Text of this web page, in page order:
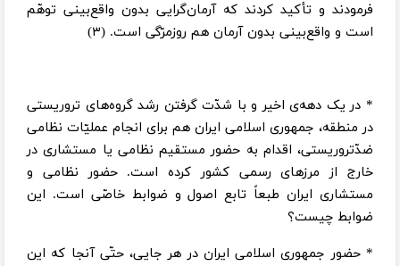
فرمودند و تأکید کردند که آرمان‌گرایی بدون واقع‌بینی توهّم
است و واقع‌بینی بدون آرمان هم روزمرّگی است. (۳)
* در یک دهه‌ی اخیر و با شدّت گرفتن رشد گروه‌های تروریستی
در منطقه، جمهوری اسلامی ایران هم برای انجام عملیّات نظامی
ضدّتروریستی، اقدام به حضور مستقیم نظامی یا مستشاری در
خارج از مرزهای رسمی کشور کرده است. حضور نظامی و
مستشاری ایران طبعاً تابع اصول و ضوابط خاصّی است. این
ضوابط چیست؟
* حضور جمهوری اسلامی ایران در هر جایی، حتّی آنجا که این